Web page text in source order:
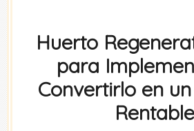
Huerto
para
Convertirlo en
Rentable